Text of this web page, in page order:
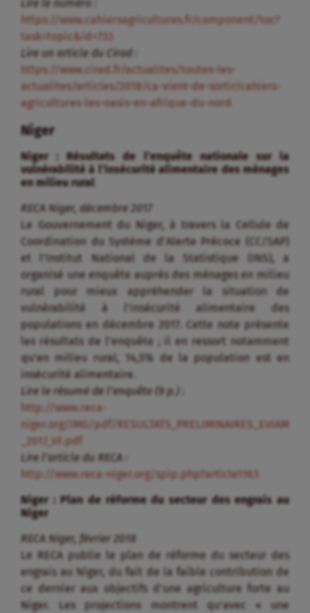
Lire le numéro :
https://www.cahiersagricultures.fr/component/toc?
task=topic&id=733
Lire un article du Cirad :
https://www.cirad.fr/actualites/toutes-les-
actualites/articles/2018/ca-vient-de-sortir/cahiers-
agricultures-les-oasis-en-afrique-du-nord
Niger
Niger : Résultats de l’enquête nationale sur la
vulnérabilité à l’insécurité alimentaire des ménages
en milieu rural
RECA Niger, décembre 2017
Le Gouvernement du Niger, à travers la Cellule de
Coordination du Système d’Alerte Précoce (CC/SAP)
et l’Institut National de la Statistique (INS), a
organisé une enquête auprès des ménages en milieu
rural pour mieux appréhender la situation de
vulnérabilité à l’insécurité alimentaire des
populations en décembre 2017. Cette note présente
les résultats de l’enquête ; il en ressort notamment
qu’en milieu rural, 14,5% de la population est en
insécurité alimentaire.
Lire le résumé de l’enquête (9 p.) :
http://www.reca-
niger.org/IMG/pdf/RESULTATS_PRELIMINAIRES_EVIAM
_2017_VF.pdf
Lire l’article du RECA :
http://www.reca-niger.org/spip.php?article1163
Niger : Plan de réforme du secteur des engrais au
Niger
RECA Niger, février 2018
Le RECA publie le plan de réforme du secteur des
engrais au Niger, du fait de la faible contribution de
ce dernier aux objectifs d’une agriculture forte au
Niger. Les projections montrent qu’avec « une